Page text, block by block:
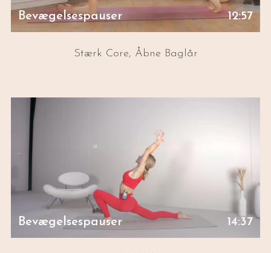
Bevægelsespauser 12:57
Stærk Core, Åbne Baglår
Bevægelsespauser 14:37